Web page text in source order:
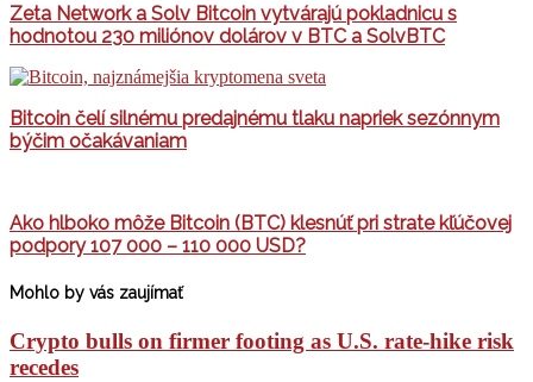
Zeta Network a Solv Bitcoin vytvárajú pokladnicu s
hodnotou 230 miliónov dolárov v BTC a SolvBTC
Bitcoin čelí silnému predajnému tlaku napriek sezónnym
býčim očakávaniam
Ako hlboko môže Bitcoin (BTC) klesnúť pri strate kľúčovej
podpory 107 000 – 110 000 USD?
Mohlo by vás zaujímať
Crypto bulls on firmer footing as U.S. rate-hike risk
recedes